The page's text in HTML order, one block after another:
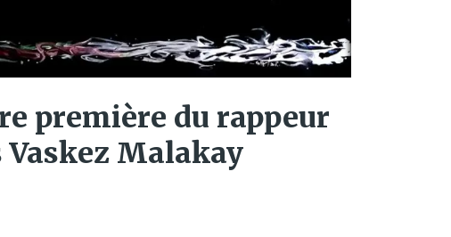
première du rappeur
Vaskez Malakay